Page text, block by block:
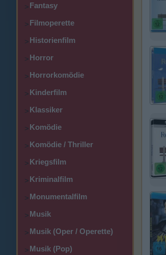
>Fantasy
>Filmoperette
>Historienfilm
>Horror
>Horrorkomödie
>Kinderfilm
>Klassiker
>Komödie
>Komödie / Thriller
>Kriegsfilm
>Kriminalfilm
>Monumentalfilm
>Musik
>Musik (Oper / Operette)
>Musik (Pop)